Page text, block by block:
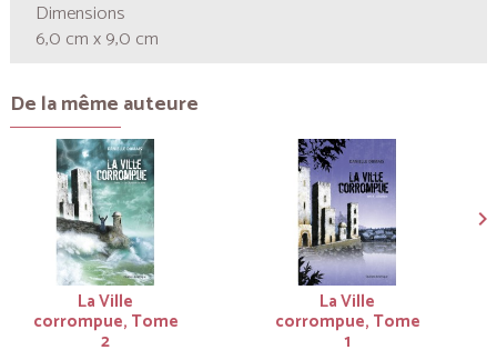
Dimensions
6,0 cm x 9,0 cm
De la même auteure
La Ville
corrompue, Tome
2
La Ville
corrompue, Tome
1